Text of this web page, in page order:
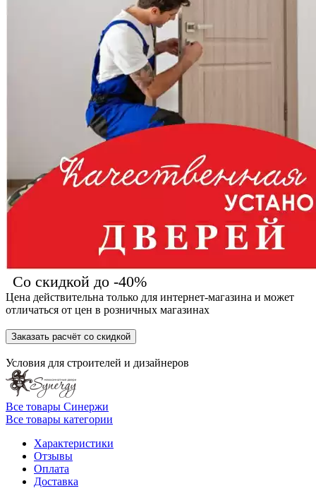
Со скидкой до -40%
Цена действительна только для интернет-магазина и может
отличаться от цен в розничных магазинах
Заказать расчёт со скидкой
Условия для строителей и дизайнеров
Все товары Синержи
Все товары категории
Характеристики
Отзывы
Оплата
Доставка